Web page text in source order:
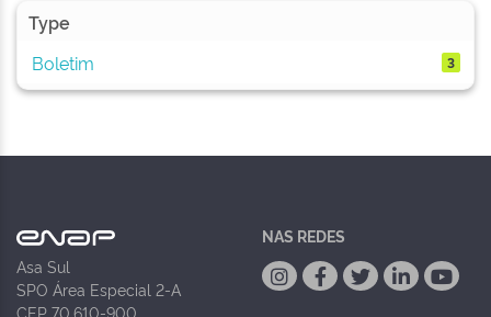
Type
Boletim
3
Asa Sul
SPO Área Especial 2-A
CEP 70.610-900
NAS REDES